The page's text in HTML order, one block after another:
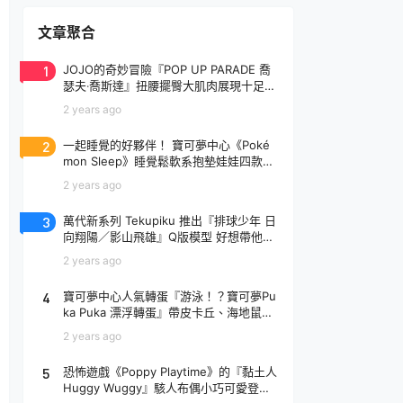
文章聚合
1
JOJO的奇妙冒險『POP UP PARADE 喬
瑟夫‧喬斯達』扭腰擺臀大肌肉展現十足騷
2 years ago
2
一起睡覺的好夥伴！ 寶可夢中心《Poké
mon Sleep》睡覺鬆軟系抱墊娃娃四款登
2 years ago
3
萬代新系列 Tekupiku 推出『排球少年 日
向翔陽／影山飛雄』Q版模型 好想帶他出
2 years ago
4
寶可夢中心人氣轉蛋『游泳！？寶可夢Pu
ka Puka 漂浮轉蛋』帶皮卡丘、海地鼠去
2 years ago
5
恐怖遊戲《Poppy Playtime》的『黏土人
Huggy Wuggy』駭人布偶小巧可愛登